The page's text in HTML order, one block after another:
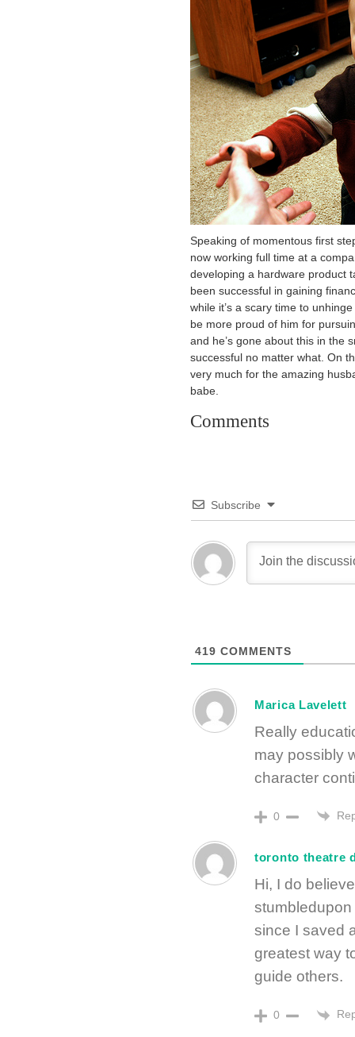
Speaking of momentous first
now working full time at a
developing a hardware product
been successful in gaining
while it’s a scary time to
be more proud of him for
and he’s gone about this in the
successful no matter what. On
very much for the amazing
babe.
Comments
Subscribe
419 COMMENTS
Marica Lavelett
Really
may possibly
character
0
toronto theatre
Hi, I do
since I saved
greatest way
guide others.
0